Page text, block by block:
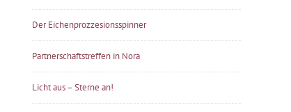
Der Eichenprozzesionsspinner
Partnerschaftstreffen in Nora
Licht aus – Sterne an!